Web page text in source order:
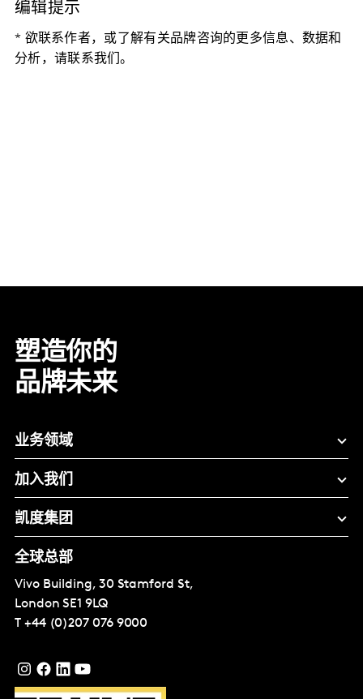
编辑提示
* 欲联系作者，或了解有关品牌咨询的更多信息、数据和
分析，请联系我们。
塑造你的
品牌未来
业务领域
加入我们
凯度集团
全球总部
Vivo Building, 30 Stamford St,
London SE1 9LQ
T +44 (0)207 076 9000